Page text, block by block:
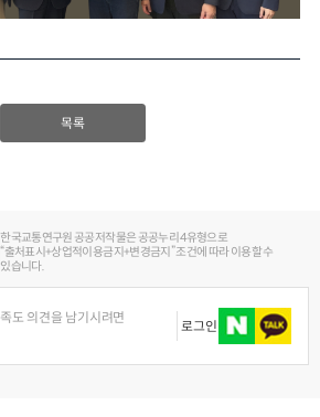
목록
한국교통연구원 공공저작물은 공공누리 4유형으로
“출처표시+상업적이용금지+변경금지” 조건에 따라 이용할 수
있습니다.
도 의견을 남기시려면
로그인